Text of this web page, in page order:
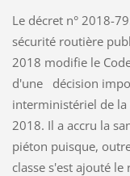
Le décret n° 2018-
sécurité routière
2018 modifie le
d'une décision
interministériel de la
2018. Il a accru la
piéton puisque,
classe s'est ajouté